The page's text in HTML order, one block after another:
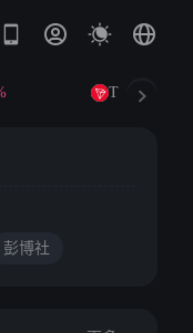
TRX $0.3267
彭博社